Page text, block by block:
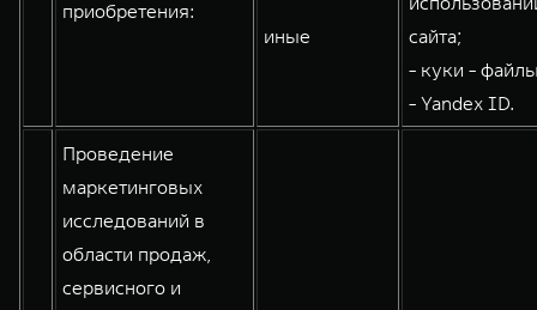
приобретения:
иные
сайта;
- куки -
- Yandex ID.
Проведение
маркетинговых
исследований в
области продаж,
сервисного и